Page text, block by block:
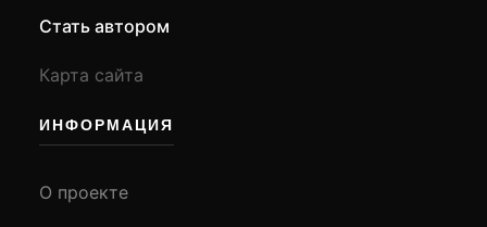
Стать автором
Карта сайта
ИНФОРМАЦИЯ
О проекте